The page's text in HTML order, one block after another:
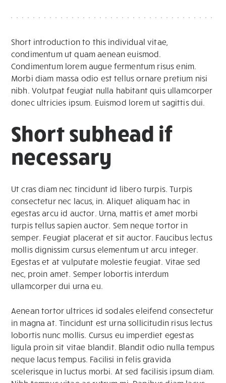
Short introduction to this individual vitae,
condimentum ut quam aenean euismod.
Condimentum lorem augue fermentum risus enim.
Morbi diam massa odio est tellus ornare pretium nisi
nibh. Volutpat feugiat nulla habitant quis ullamcorper
donec ultricies ipsum. Euismod lorem ut sagittis dui.
Short subhead if
necessary
Ut cras diam nec tincidunt id libero turpis. Turpis
consectetur nec lacus, in. Aliquet aliquam hac in
egestas arcu id auctor. Urna, mattis et amet morbi
turpis tellus sapien auctor. Sem neque tortor in
semper. Feugiat placerat et sit auctor. Faucibus lectus
mollis dignissim cursus elementum ut arcu integer.
Egestas et at vulputate molestie feugiat. Vitae sed
nec, proin amet. Semper lobortis interdum
ullamcorper dui urna eu.
Aenean tortor ultrices id sodales eleifend consectetur
in magna at. Tincidunt est urna sollicitudin risus lectus
lobortis nunc mollis. Cursus eu imperdiet egestas
ligula proin sit vitae blandit. Blandit odio nulla tempus
neque lacus tempus. Facilisi in felis gravida
scelerisque in luctus morbi. At sed facilisis ipsum diam.